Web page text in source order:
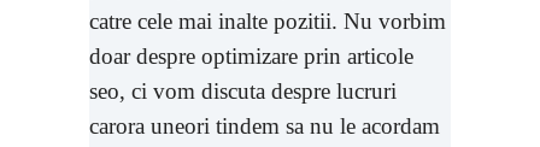
catre cele mai inalte pozitii. Nu vorbim
doar despre optimizare prin articole
seo, ci vom discuta despre lucruri
carora uneori tindem sa nu le acordam